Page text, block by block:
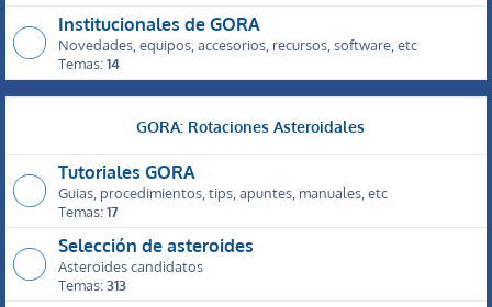
Institucionales de GORA
Novedades, equipos, accesorios, recursos, software, etc
Temas:14
GORA: Rotaciones Asteroidales
Tutoriales GORA
Guias, procedimientos, tips, apuntes, manuales, etc
Temas:17
Selección de asteroides
Asteroides candidatos
Temas:313